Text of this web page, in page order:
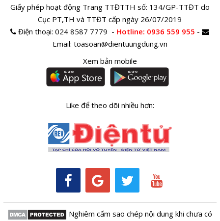
Giấy phép hoạt động Trang TTĐTTH số: 134/GP-TTĐT do
Cục PT,TH và TTĐT cấp ngày 26/07/2019
Điện thoại:024 8587 7779 - Hotline: 0936 559 955 -
Email: toasoan@dientuungdung.vn
Xem bản mobile
Like để theo dõi nhiều hơn:
Nghiêm cấm sao chép nội dung khi chưa có